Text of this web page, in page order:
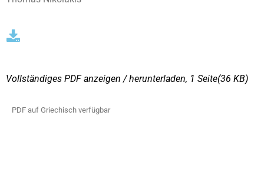
Vollständiges PDF anzeigen / herunterladen, 1 Seite(36 KΒ)
PDF auf Griechisch verfügbar